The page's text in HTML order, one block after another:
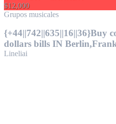
$12,000
Grupos musicales
{+44||742||635||16||36}Buy
dollars bills IN
Lineliai